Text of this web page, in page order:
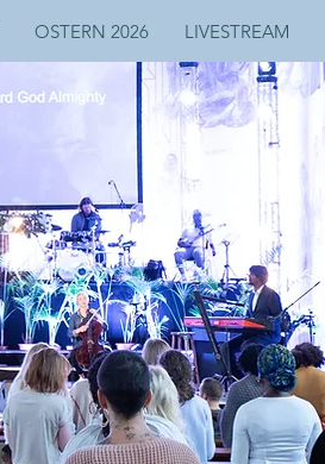
OSTERN 2026 LIVESTREAM